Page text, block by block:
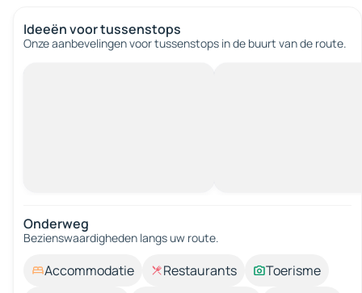
Ideeën voor tussenstops
Onze aanbevelingen voor tussenstops in de buurt van de route.
Onderweg
Bezienswaardigheden langs uw route.
Accommodatie Restaurants
Toerisme